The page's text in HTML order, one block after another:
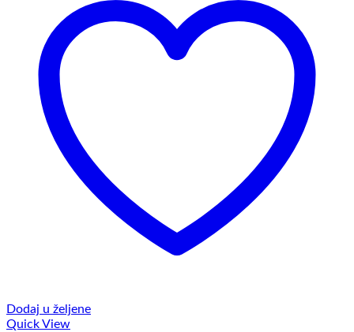
Dodaj u željene
Quick View